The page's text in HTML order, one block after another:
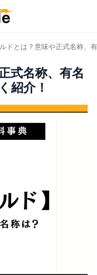
ドとは？意味や正式名称、
式名称、有名
紹介！